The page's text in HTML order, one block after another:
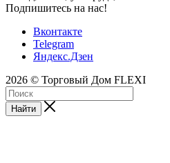
Подпишитесь на нас!
Вконтакте
Telegram
Яндекс.Дзен
2026 © Торговый Дом FLEXI
Найти